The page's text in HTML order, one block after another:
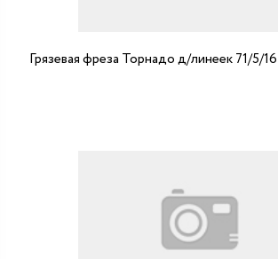
Грязевая фреза Торнадо д/линеек 71/5/16